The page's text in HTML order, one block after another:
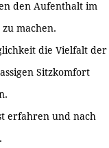
den Aufenthalt im
machen.
die Vielfalt der
Sitzkomfort
erfahren und nach